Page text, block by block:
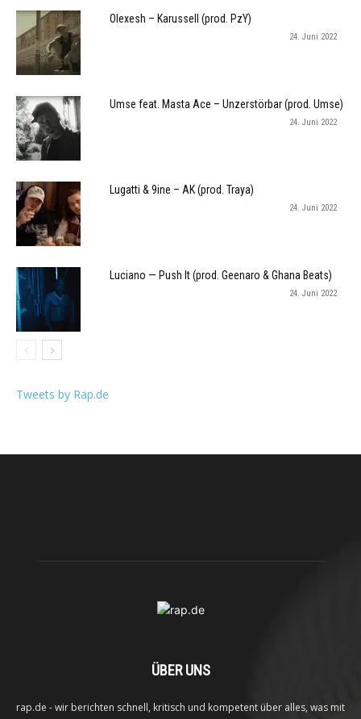
Olexesh – Karussell (prod. PzY)
24. Juni 2022
Umse feat. Masta Ace – Unzerstörbar (prod. Umse)
24. Juni 2022
Lugatti & 9ine – AK (prod. Traya)
24. Juni 2022
Luciano — Push It (prod. Geenaro & Ghana Beats)
24. Juni 2022
Tweets by Rap.de
ÜBER UNS
rap.de - wir berichten schnell, kritisch und kompetent über alles, was mit